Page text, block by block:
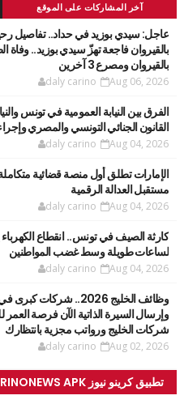
آخر المشاركات على الموقع
عاجل: سيدي بوزيد في حداد.. تفاصيل
بالقيروان فاجعة تهزّ سيدي بوزيد.. وفاة
بالقيروان ومصرع 3 آخرين
daly carino Aug 06, 2026
الفرق بين النيابة العمومية في تونس
القانون الجنائي التونسي والمصري
daly carino Aug 04, 2026
الإمارات تطلق أول منصة قضائية
مستقبل العدالة الرقمية
daly carino Aug 04, 2026
كارثة الصيف في تونس.. انقطاع الكهرباء
لساعات طويلة وسط غضب المواطنين
daly carino Aug 04, 2026
وظائف الخليج 2026..
وإرسال السيرة الذاتية الآن فرصة
شركات الخليج ورواتب مجزية بانتظارك
daly carino Aug 02, 2026
تطبيق كرينو نيوز CARINONEWS APK